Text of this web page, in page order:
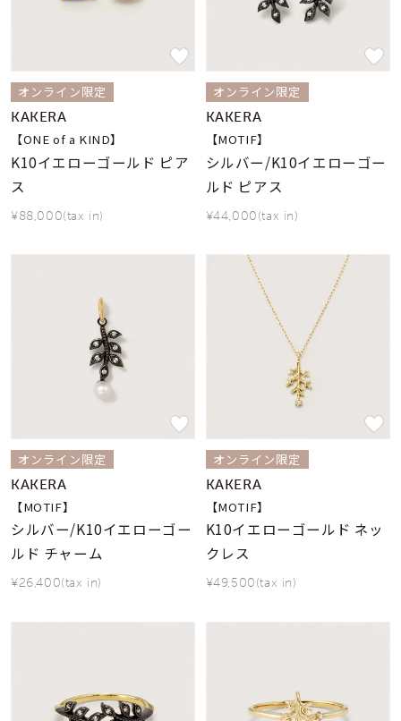
オンライン限定
KAKERA
【ONE of a KIND】
K10イエローゴールド ピア
ス
¥88,000(tax in)
オンライン限定
KAKERA
【MOTIF】
シルバー/K10イエローゴー
ルド ピアス
¥44,000(tax in)
オンライン限定
KAKERA
【MOTIF】
シルバー/K10イエローゴー
ルド チャーム
¥26,400(tax in)
オンライン限定
KAKERA
【MOTIF】
K10イエローゴールド ネッ
クレス
¥49,500(tax in)